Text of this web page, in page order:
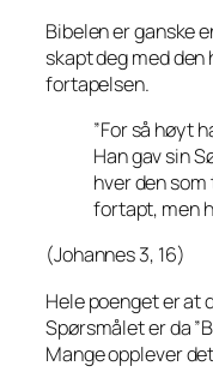
Bibelen er ganske
skapt deg med den
fortapelsen.
”For så høyt
Han gav sin
hver den som
fortapt, men
(Johannes 3, 16)
Hele poenget er at
Spørsmålet er da
Mange opplever